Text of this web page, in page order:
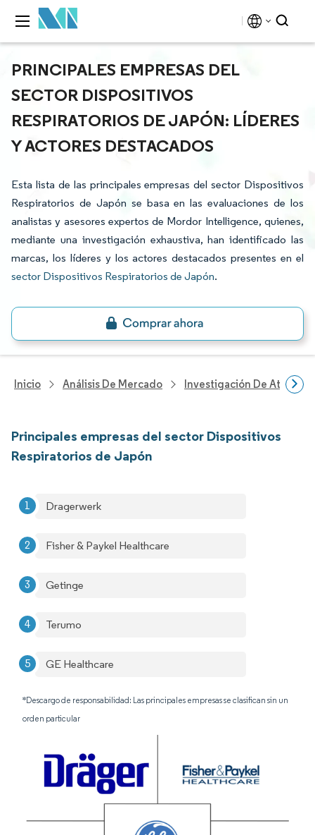
PRINCIPALES EMPRESAS DEL
SECTOR DISPOSITIVOS
RESPIRATORIOS DE JAPÓN: LÍDERES
Y ACTORES DESTACADOS
Esta lista de las principales empresas del sector Dispositivos
Respiratorios de Japón se basa en las evaluaciones de los
analistas y asesores expertos de Mordor Intelligence, quienes,
mediante una investigación exhaustiva, han identificado las
marcas, los líderes y los actores destacados presentes en el
sector Dispositivos Respiratorios de Japón.
Inicio Análisis De Mercado Investigación De
Principales empresas del sector Dispositivos
Respiratorios de Japón
Dragerwerk
Fisher & Paykel Healthcare
Getinge
Terumo
GE Healthcare
*Descargo de responsabilidad: Las principales empresas se clasifican sin un
orden particular